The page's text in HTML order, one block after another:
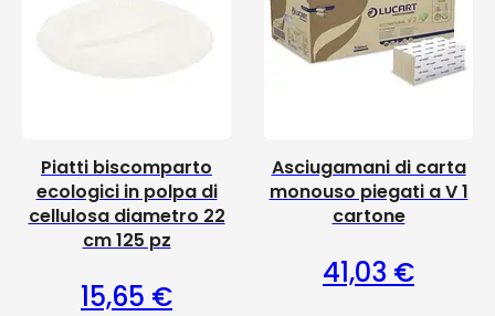
Piatti biscomparto
ecologici in polpa di
cellulosa diametro 22
cm 125 pz
15,65 €
Asciugamani di carta
monouso piegati a V 1
cartone
41,03 €